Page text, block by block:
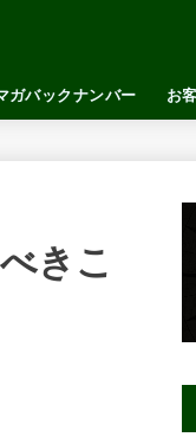
ガバックナンバー お
きこ